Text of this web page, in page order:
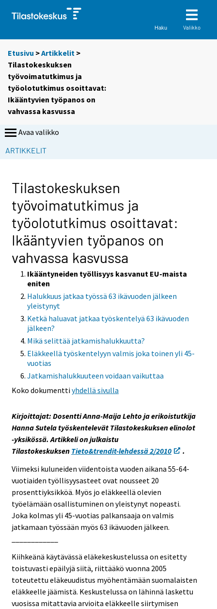
Haku Valikko
Etusivu >Artikkelit >
Tilastokeskuksen
työvoimatutkimus ja
työolotutkimus osoittavat:
Ikääntyvien työpanos on
vahvassa kasvussa
Avaa valikko
ARTIKKELIT
Tilastokeskuksen
työvoimatutkimus ja
työolotutkimus osoittavat:
Ikääntyvien työpanos on
vahvassa kasvussa
Ikääntyneiden työllisyys kasvanut EU-maista
eniten
Halukkuus jatkaa työssä 63 ikävuoden jälkeen
yleistynyt
Ketkä haluavat jatkaa työskentelyä 63 ikävuoden
jälkeen?
Mikä selittää jatkamishalukkuutta?
Eläkkeellä työskentelyyn valmis joka toinen yli 45-
vuotias
Jatkamishalukkuuteen voidaan vaikuttaa
Koko dokumenttiyhdellä sivulla
Kirjoittajat: Dosentti Anna-Maija Lehto ja erikoistutkija
Hanna Sutela työskentelevät Tilastokeskuksen elinolot
-yksikössä. Artikkeli on julkaistu
Tilastokeskuksen Tieto&trendit-lehdessä 2/2010
.
Viimeksi kuluneiden viidentoista vuoden aikana 55-64-
vuotiaiden työllisyysasteet ovat nousseet 20
prosenttiyksikköä. Myös jo eläkkeellä olevien
työelämään osallistuminen on yleistynyt nopeasti.
Joka kolmas yli 45-vuotias palkansaaja on valmis
jatkamaan työssään myös 63 ikävuoden jälkeen.
Kiihkeänä käytävässä eläkekeskustelussa on esitetty
toistuvasti epäilyjä siitä, riittääkö vuonna 2005
toteutettu eläkeuudistus myöhentämään suomalaisten
eläkkeelle jäämistä. Keskustelussa on lähinnä laskettu
vuosissa mitattavia arvioita eläkkeelle siirtymisen